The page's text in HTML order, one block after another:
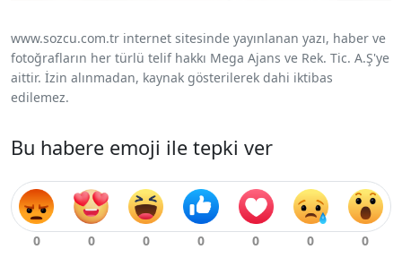
www.sozcu.com.tr internet sitesinde yayınlanan yazı, haber ve
fotoğrafların her türlü telif hakkı Mega Ajans ve Rek. Tic. A.Ş'ye
aittir. İzin alınmadan, kaynak gösterilerek dahi iktibas
edilemez.
Bu habere emoji ile tepki ver